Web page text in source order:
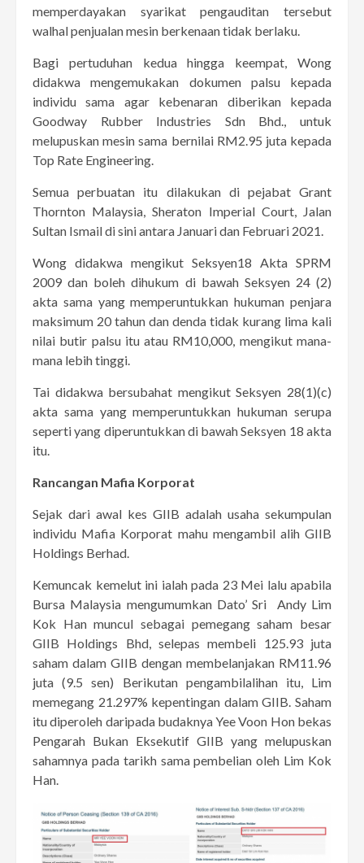
memperdayakan syarikat pengauditan tersebut
walhal penjualan mesin berkenaan tidak berlaku.
Bagi pertuduhan kedua hingga keempat, Wong
didakwa mengemukakan dokumen palsu kepada
individu sama agar kebenaran diberikan kepada
Goodway Rubber Industries Sdn Bhd., untuk
melupuskan mesin sama bernilai RM2.95 juta kepada
Top Rate Engineering.
Semua perbuatan itu dilakukan di pejabat Grant
Thornton Malaysia, Sheraton Imperial Court, Jalan
Sultan Ismail di sini antara Januari dan Februari 2021.
Wong didakwa mengikut Seksyen18 Akta SPRM
2009 dan boleh dihukum di bawah Seksyen 24 (2)
akta sama yang memperuntukkan hukuman penjara
maksimum 20 tahun dan denda tidak kurang lima kali
nilai butir palsu itu atau RM10,000, mengikut mana-
mana lebih tinggi.
Tai didakwa bersubahat mengikut Seksyen 28(1)(c)
akta sama yang memperuntukkan hukuman serupa
seperti yang diperuntukkan di bawah Seksyen 18 akta
itu.
Rancangan Mafia Korporat
Sejak dari awal kes GIIB adalah usaha sekumpulan
individu Mafia Korporat mahu mengambil alih GIIB
Holdings Berhad.
Kemuncak kemelut ini ialah pada 23 Mei lalu apabila
Bursa Malaysia mengumumkan Dato’ Sri Andy Lim
Kok Han muncul sebagai pemegang saham besar
GIIB Holdings Bhd, selepas membeli 125.93 juta
saham dalam GIIB dengan membelanjakan RM11.96
juta (9.5 sen) Berikutan pengambilalihan itu, Lim
memegang 21.297% kepentingan dalam GIIB. Saham
itu diperoleh daripada budaknya Yee Voon Hon bekas
Pengarah Bukan Eksekutif GIIB yang melupuskan
sahamnya pada tarikh sama pembelian oleh Lim Kok
Han.